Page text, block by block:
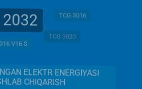
2032 TCG 3016
V16 S
TCG 3020
ELEKTR ENERGIYASI